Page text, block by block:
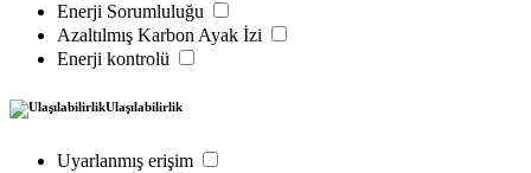
Enerji Sorumluluğu
Azaltılmış Karbon Ayak İzi
Enerji kontrolü
Ulaşılabilirlik
Uyarlanmış erişim